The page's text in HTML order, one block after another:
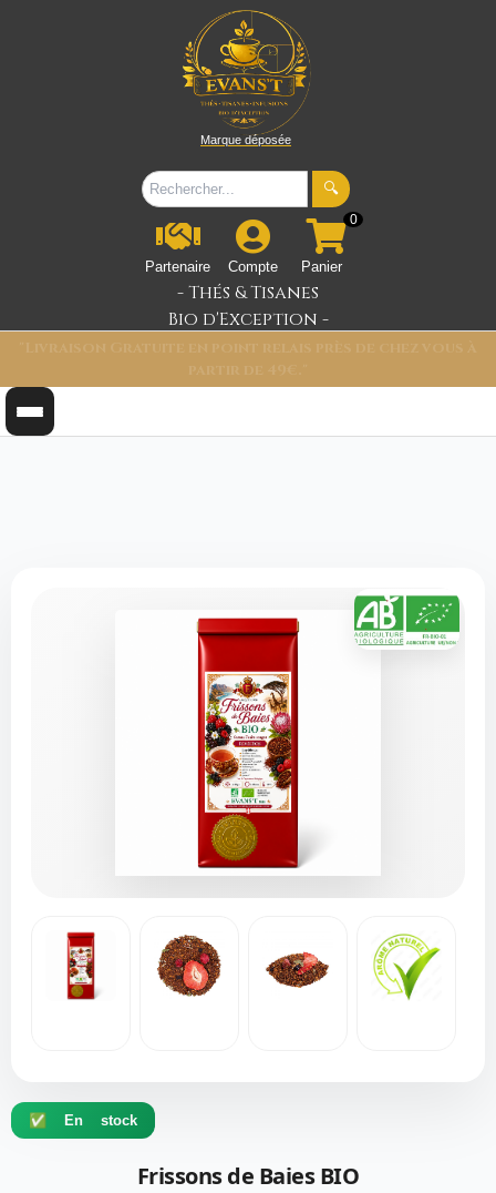
Marque déposée
🔍
Partenaire Compte
0
Panier
- Thés & Tisanes
Bio d'Exception -
✅ En stock
Frissons de Baies BIO